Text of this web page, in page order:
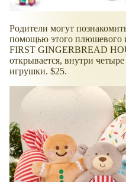
Родители могут
помощью этого плюшевого
FIRST GINGERBREAD
открывается, внутри
игрушки. $25.